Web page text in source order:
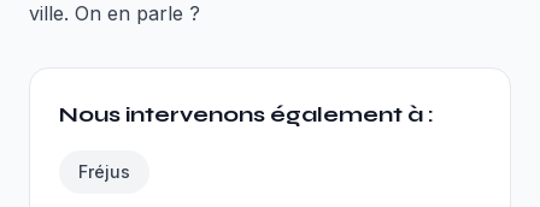
ville. On en parle ?
Nous intervenons également à :
Fréjus